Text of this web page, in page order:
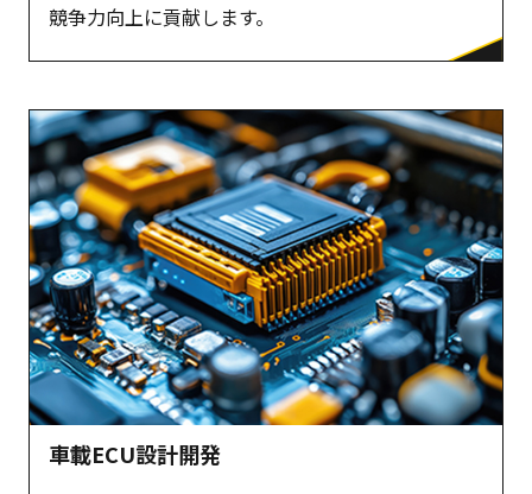
競争力向上に貢献します。
車載ECU設計開発